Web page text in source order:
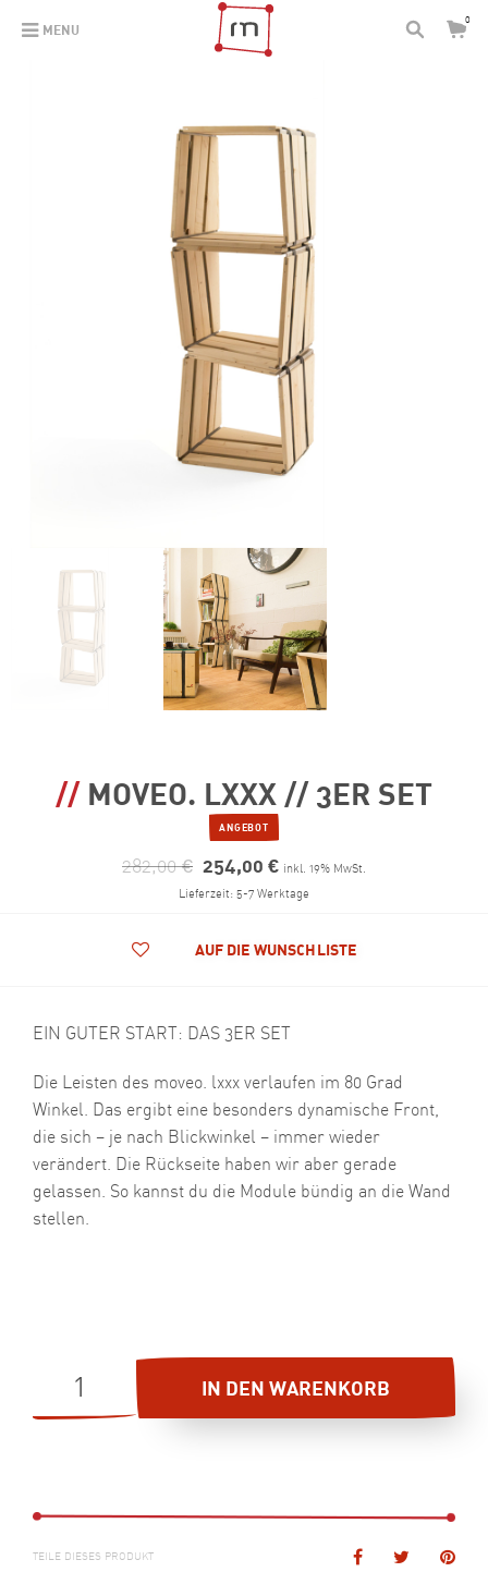
MENU
0
MOVEO. LXXX // 3ER SET
ANGEBOT
282,00€ 254,00 € inkl. 19% MwSt.
Lieferzeit: 5-7 Werktage
AUF DIE WUNSCHLISTE
EIN GUTER START: DAS 3ER SET
Die Leisten des moveo. lxxx verlaufen im 80 Grad
Winkel. Das ergibt eine besonders dynamische Front,
die sich – je nach Blickwinkel – immer wieder
verändert. Die Rückseite haben wir aber gerade
gelassen. So kannst du die Module bündig an die Wand
stellen.
//
IN DEN WARENKORB
TEILE DIESES PRODUKT